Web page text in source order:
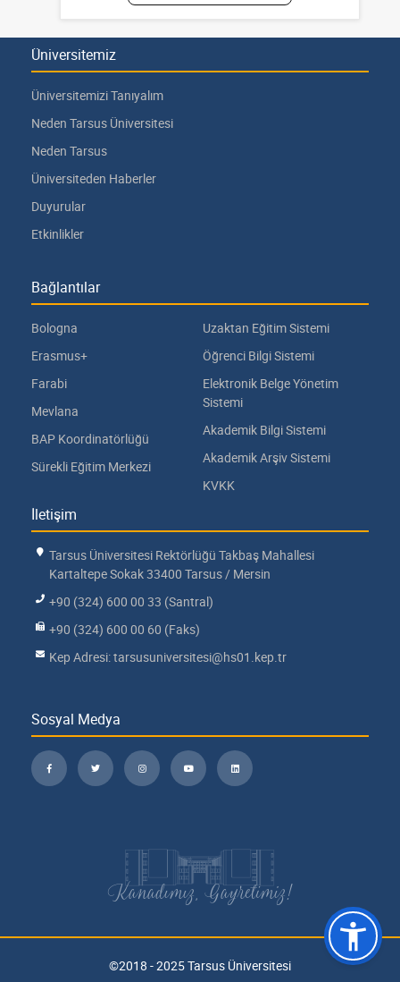
Üniversitemiz
Üniversitemizi Tanıyalım
Neden Tarsus Üniversitesi
Neden Tarsus
Üniversiteden Haberler
Duyurular
Etkinlikler
Bağlantılar
Bologna
Erasmus+
Farabi
Mevlana
BAP Koordinatörlüğü
Sürekli Eğitim Merkezi
Uzaktan Eğitim Sistemi
Öğrenci Bilgi Sistemi
Elektronik Belge Yönetim
Sistemi
Akademik Bilgi Sistemi
Akademik Arşiv Sistemi
KVKK
İletişim
Tarsus Üniversitesi Rektörlüğü Takbaş Mahallesi
Kartaltepe Sokak 33400 Tarsus / Mersin
+90 (324) 600 00 33 (Santral)
+90 (324) 600 00 60 (Faks)
Kep Adresi: tarsusuniversitesi@hs01.kep.tr
Sosyal Medya
Kanadımız, Gayretimiz!
©2018 - 2025 Tarsus Üniversitesi